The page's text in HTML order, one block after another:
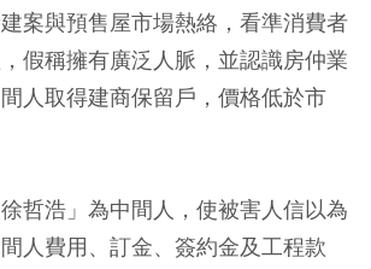
案與預售屋市場熱絡，看準消費者
假稱擁有廣泛人脈，並認識房仲業
人取得建商保留戶，價格低於市
哲浩」為中間人，使被害人信以為
人費用、訂金、簽約金及工程款